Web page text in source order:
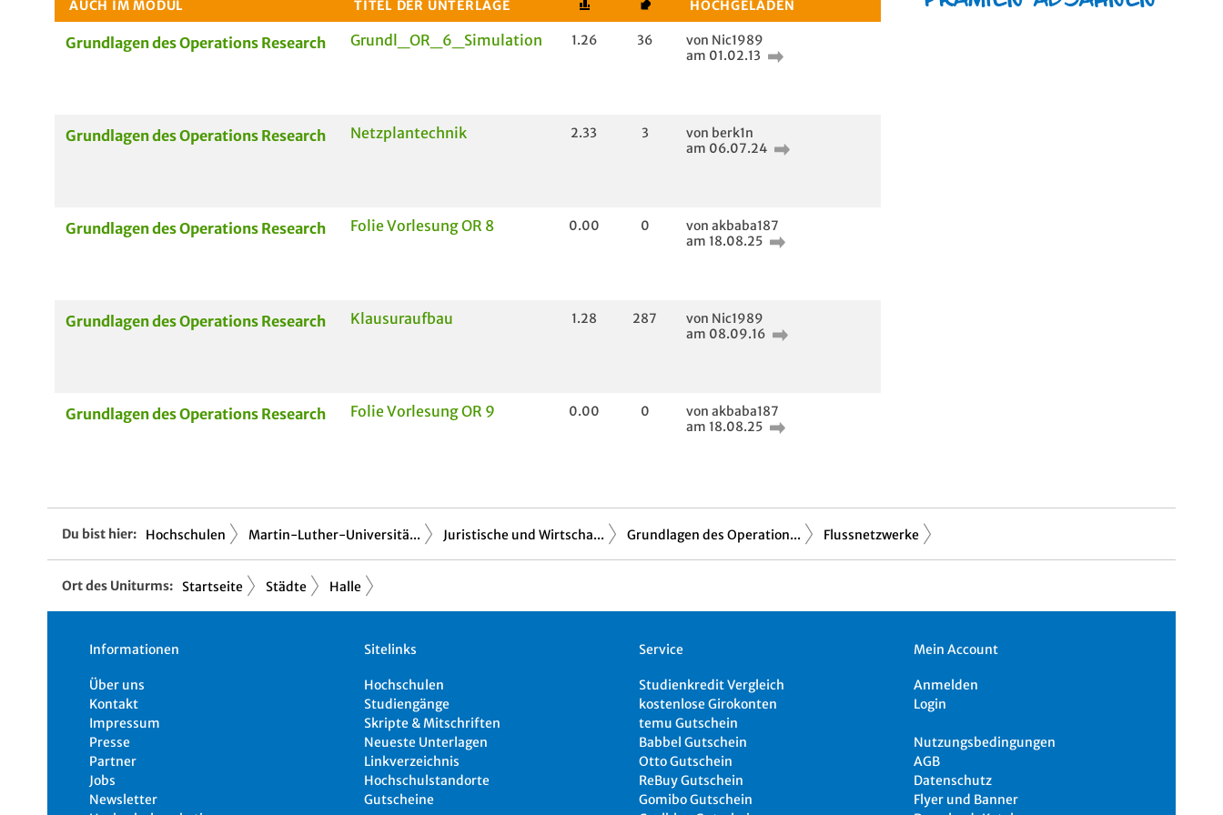
AUCH IM MODUL TITEL DER UNTERLAGE HOCHGELADEN
Grundlagen des Operations Research Grundl_OR_6_Simulation 1.26 36
von Nic1989
am 01.02.13
Grundlagen des Operations Research Netzplantechnik 2.33 3
von berk1n
am 06.07.24
Grundlagen des Operations Research Folie Vorlesung OR 8 0.00 0
von akbaba187
am 18.08.25
Grundlagen des Operations Research Klausuraufbau 1.28 287
von Nic1989
am 08.09.16
Grundlagen des Operations Research Folie Vorlesung OR 9 0.00 0
von akbaba187
am 18.08.25
Du bist hier: Hochschulen Martin-Luther-Universitä... Juristische und Wirtscha... Grundlagen des Operation... Flussnetzwerke
Ort des Uniturms: Startseite Städte Halle
Informationen
Über uns
Kontakt
Impressum
Presse
Partner
Jobs
Newsletter
Sitelinks
Hochschulen
Studiengänge
Skripte & Mitschriften
Neueste Unterlagen
Linkverzeichnis
Hochschulstandorte
Gutscheine
Service
Studienkredit Vergleich
kostenlose Girokonten
temu Gutschein
Babbel Gutschein
Otto Gutschein
ReBuy Gutschein
Gomibo Gutschein
Mein Account
Anmelden
Login
Nutzungsbedingungen
AGB
Datenschutz
Flyer und Banner